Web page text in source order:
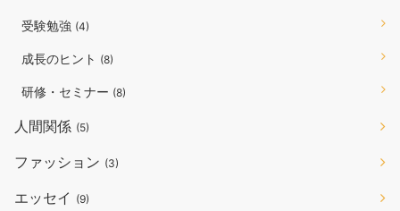
受験勉強 (4)
成長のヒント (8)
研修・セミナー (8)
人間関係 (5)
ファッション (3)
エッセイ (9)